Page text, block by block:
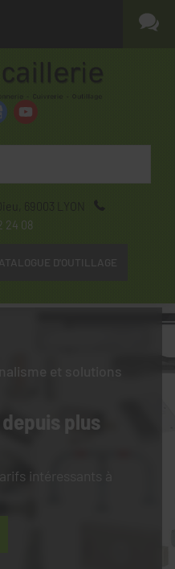
69003
LYON
24 08
D'OUTILLAGE
et solutions
depuis plus
intéressants à